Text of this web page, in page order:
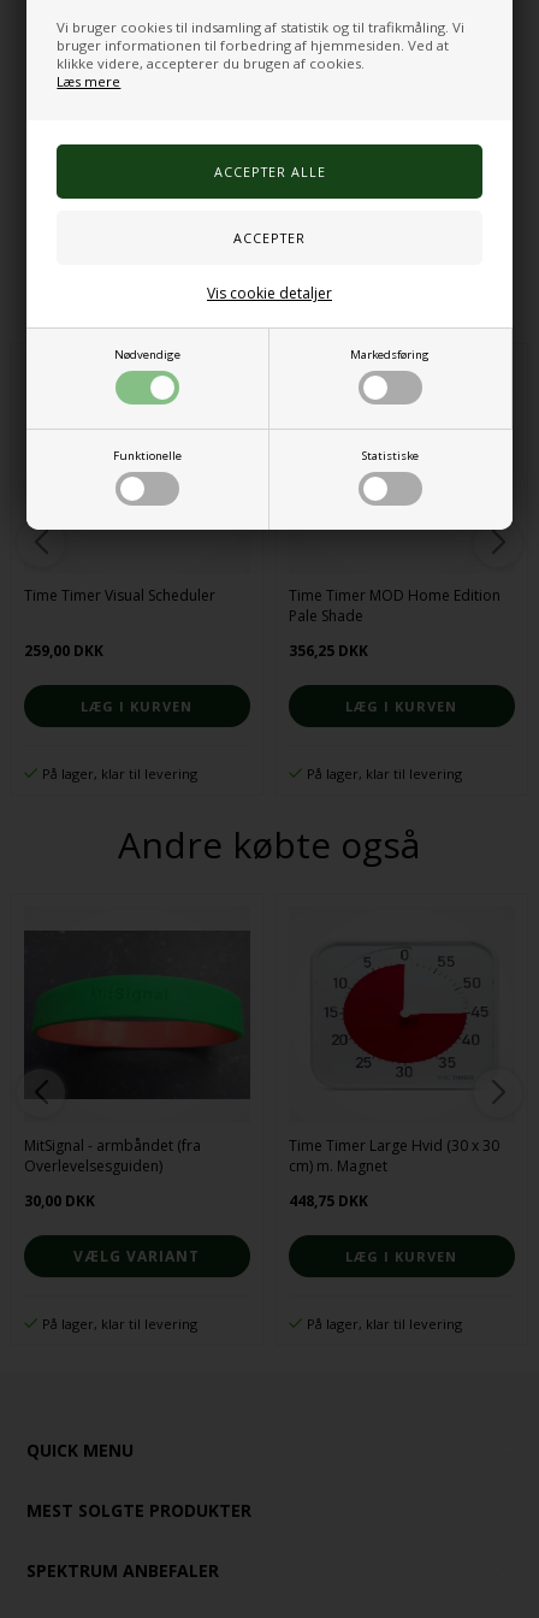
Vi bruger cookies til indsamling af statistik og til trafikmåling. Vi
bruger informationen til forbedring af hjemmesiden. Ved at
klikke videre, accepterer du brugen af cookies.
Læs mere
Nødvendige Markedsføring
Funktionelle Statistiske
Vis cookie detaljer
Alle Time Timer produkter overholder USA (CPSIA) og Den
Europæiske
Se hele vores udvalg af Time Timer her
Varenr.:200610137
Alternative produkter
Time Timer Visual Scheduler
259,00 DKK
På lager, klar til levering
Time Timer MOD Home Edition
Pale Shade
356,25 DKK
På lager, klar til levering
Andre købte også
MitSignal - armbåndet (fra
Overlevelsesguiden)
30,00 DKK
VÆLG VARIANT
På lager, klar til levering
Time Timer Large Hvid (30 x 30
cm) m. Magnet
448,75 DKK
På lager, klar til levering
QUICK MENU
MEST SOLGTE PRODUKTER
SPEKTRUM ANBEFALER